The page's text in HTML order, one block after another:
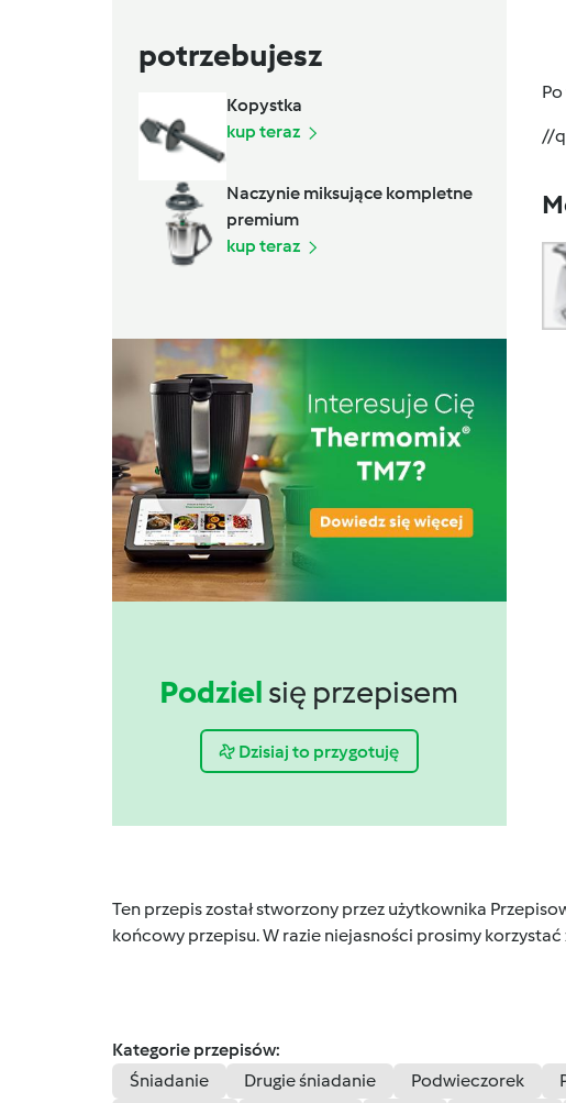
potrzebujesz
Kopystka
kup teraz
Naczynie miksujące kompletne
premium
kup teraz
Podziel się przepisem
Dzisiaj to przygotuję
//
Ten przepis został stworzony przez użytkownika
końcowy przepisu. W razie niejasności prosimy
Kategorie przepisów:
Śniadanie
Drugie śniadanie Podwieczorek